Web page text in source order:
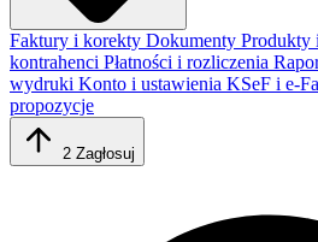
Faktury i korekty Dokumenty Produkty
kontrahenci Płatności i rozliczenia
wydruki Konto i ustawienia KSeF i e-
propozycje
2 Zagłosuj